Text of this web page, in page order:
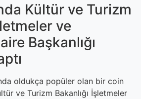
Kültür ve Turizm
ve
Başkanlığı
oldukça popüler olan bir coin
ve Turizm Bakanlığı İşletmeler